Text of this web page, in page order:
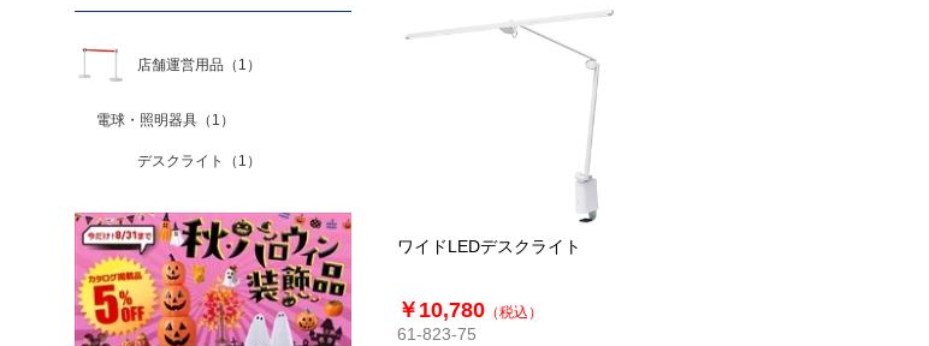
店舗運営用品 （1）
電球・照明器具 （1）
デスクライト （1）
ワイドLEDデスクライト
￥10,780 （税込）
61-823-75